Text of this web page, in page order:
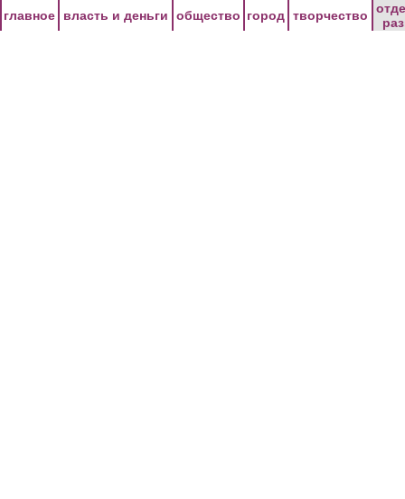
главное власть и деньги общество город творчество